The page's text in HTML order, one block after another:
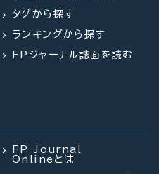
タグから探す
ランキングから探す
FPジャーナル誌面を読む
FP Journal
Onlineとは